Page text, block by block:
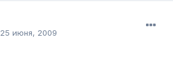
25 июня, 2009